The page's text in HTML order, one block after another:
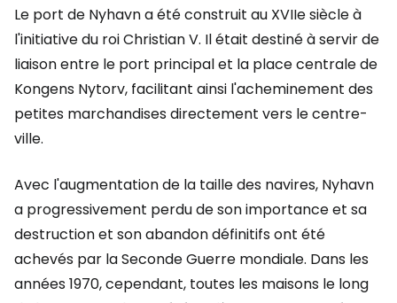
Le port de Nyhavn a été construit au XVIIe siècle à
l'initiative du roi Christian V. Il était destiné à servir de
liaison entre le port principal et la place centrale de
Kongens Nytorv, facilitant ainsi l'acheminement des
petites marchandises directement vers le centre-
ville.
Avec l'augmentation de la taille des navires, Nyhavn
a progressivement perdu de son importance et sa
destruction et son abandon définitifs ont été
achevés par la Seconde Guerre mondiale. Dans les
années 1970, cependant, toutes les maisons le long